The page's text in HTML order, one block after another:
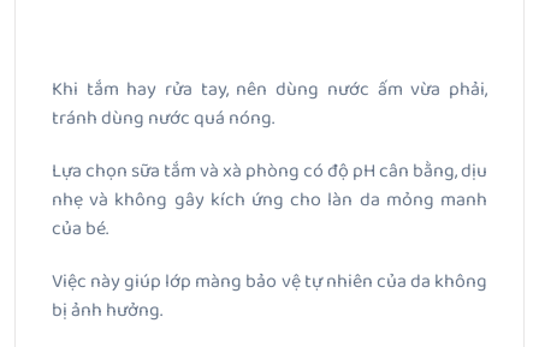
Khi tắm hay rửa tay, nên dùng nước ấm vừa phải,
tránh dùng nước quá nóng.
Lựa chọn sữa tắm và xà phòng có độ pH cân bằng, dịu
nhẹ và không gây kích ứng cho làn da mỏng manh
của bé.
Việc này giúp lớp màng bảo vệ tự nhiên của da không
bị ảnh hưởng.